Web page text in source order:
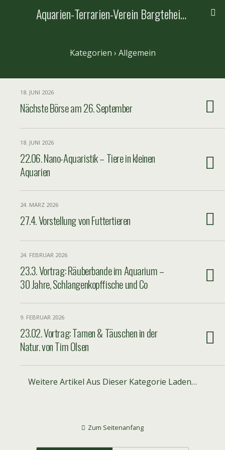
Aquarien-Terrarien-Verein Bargteheide e.V.
Kategorien › Allgemein
18. JUNI 2026
Nächste Börse am 26. September
18. JUNI 2026
22.06. Nano-Aquaristik – Tiere in kleinen
Aquarien
24. MÄRZ 2026
27.4. Vorstellung von Futtertieren
24. FEBRUAR 2026
23.3. Vortrag: Räuberbande im Aquarium –
30 Jahre, Schlangenkopffische und Co
9. FEBRUAR 2026
23.02. Vortrag: Tarnen & Täuschen in der
Natur. von Tim Olsen
Weitere Artikel Aus Dieser Kategorie Laden…
Zum Seitenanfang